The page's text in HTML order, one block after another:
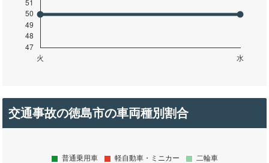
交通事故の徳島市の車両種別割合